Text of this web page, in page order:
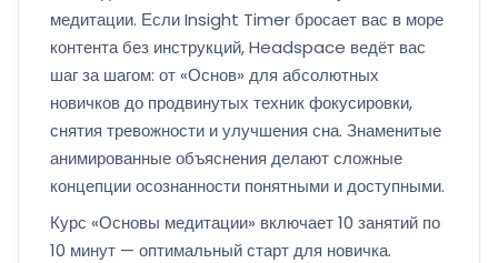
медитации. Если Insight Timer бросает вас в море
контента без инструкций, Headspace ведёт вас
шаг за шагом: от «Основ» для абсолютных
новичков до продвинутых техник фокусировки,
снятия тревожности и улучшения сна. Знаменитые
анимированные объяснения делают сложные
концепции осознанности понятными и доступными.
Курс «Основы медитации» включает 10 занятий по
10 минут — оптимальный старт для новичка.